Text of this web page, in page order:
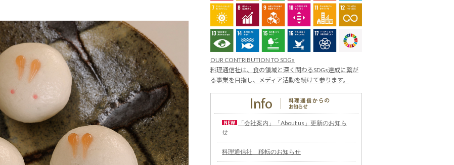
OUR CONTRIBUTION TO SDGs
料理通信社は、食の領域と深く関わるSDGs達成に繋が
る事業を目指し、メディア活動を続けて参ります。
「会社案内」「About us」更新のお知ら
せ
料理通信社 移転のお知らせ